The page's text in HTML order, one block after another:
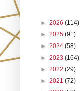
► 2026 (114)
► 2025 (91)
► 2024 (58)
► 2023 (164)
► 2022 (29)
► 2021 (72)